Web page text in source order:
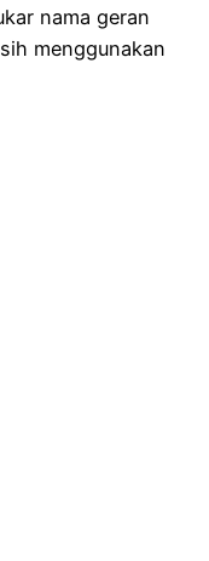
nama geran
menggunakan